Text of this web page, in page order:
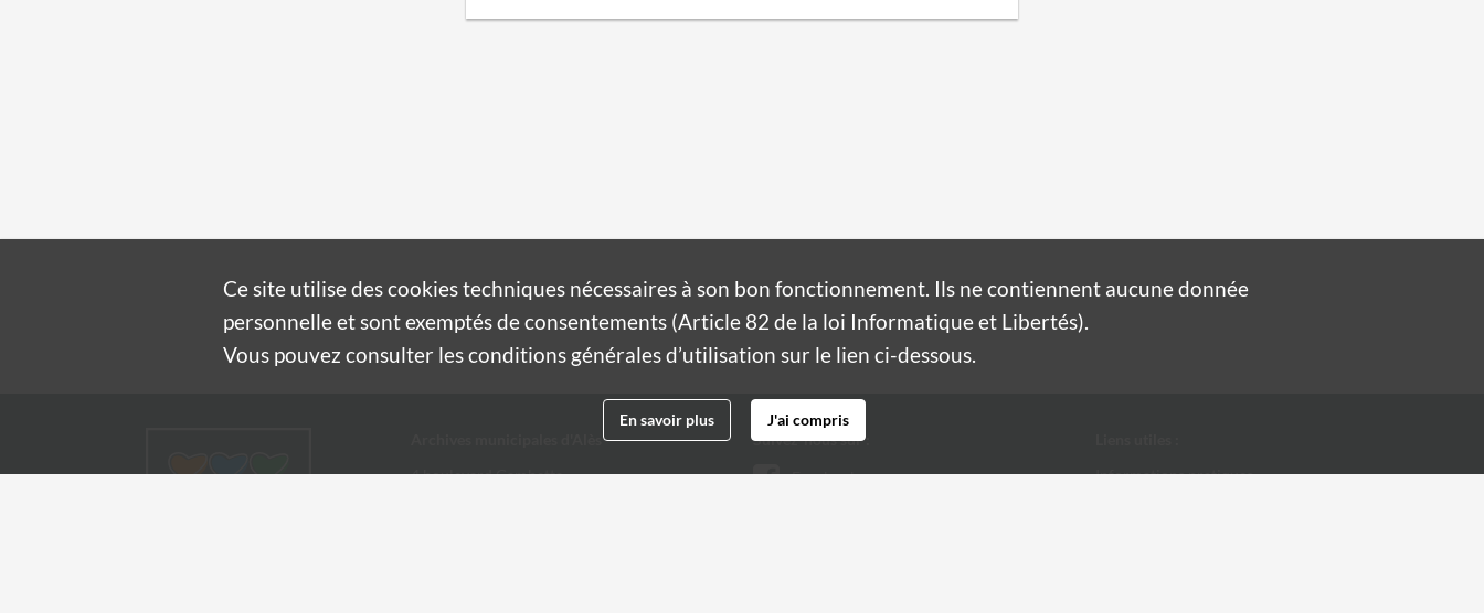
4 boulevard Gambetta
Suivez-nous sur :
Facebook
Informations pratiques
Ce site utilise descookiestechniques nécessaires à son bon fonctionnement. Ils ne contiennent aucune donnée
personnelle et sont exemptés de consentements (Article 82 de la loi Informatique et Libertés).
Vous pouvez consulter les conditions générales d’utilisation sur le lien ci-dessous.
En savoir plus J'ai compris